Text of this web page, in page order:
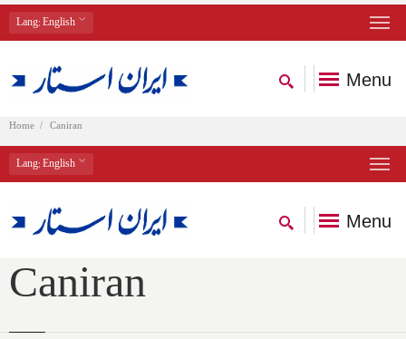
Lang: English
Menu
Home Caniran
Lang: English
Menu
Caniran